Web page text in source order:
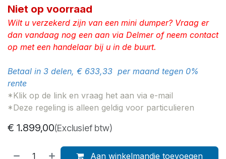
Niet op voorraad
Wilt u verzekerd zijn van een mini dumper? Vraag er
dan vandaag nog een aan via Delmer of neem contact
op met een handelaar bij u in de buurt.
Betaal in 3 delen, € 633,33 per maand tegen 0%
rente
*Klik op de link en vraag het aan via e-mail
*Deze regeling is alleen geldig voor particulieren
€ 1.899,00(Exclusief btw)
Aan winkelmandje toevoegen